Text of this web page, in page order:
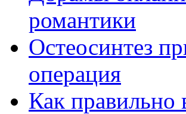
романтики
Остеосинтез
операция
Как правильно